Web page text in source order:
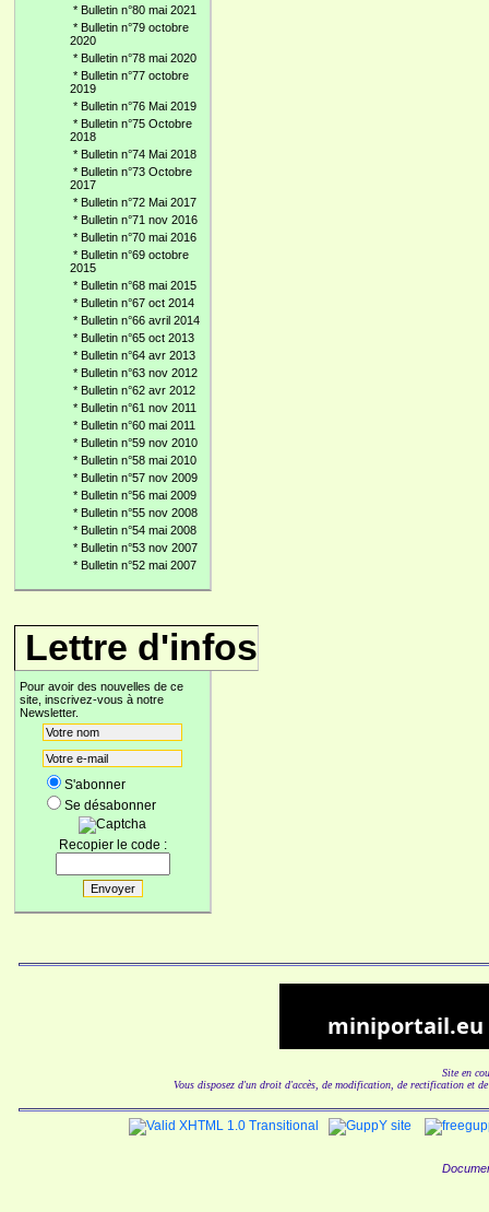
* Bulletin n°80 mai 2021
* Bulletin n°79 octobre
2020
* Bulletin n°78 mai 2020
* Bulletin n°77 octobre
2019
* Bulletin n°76 Mai 2019
* Bulletin n°75 Octobre
2018
* Bulletin n°74 Mai 2018
* Bulletin n°73 Octobre
2017
* Bulletin n°72 Mai 2017
* Bulletin n°71 nov 2016
* Bulletin n°70 mai 2016
* Bulletin n°69 octobre
2015
* Bulletin n°68 mai 2015
* Bulletin n°67 oct 2014
* Bulletin n°66 avril 2014
* Bulletin n°65 oct 2013
* Bulletin n°64 avr 2013
* Bulletin n°63 nov 2012
* Bulletin n°62 avr 2012
* Bulletin n°61 nov 2011
* Bulletin n°60 mai 2011
* Bulletin n°59 nov 2010
* Bulletin n°58 mai 2010
* Bulletin n°57 nov 2009
* Bulletin n°56 mai 2009
* Bulletin n°55 nov 2008
* Bulletin n°54 mai 2008
* Bulletin n°53 nov 2007
* Bulletin n°52 mai 2007
Lettre d'infos
Pour avoir des nouvelles de ce
site, inscrivez-vous à notre
Newsletter.
S'abonner
Se désabonner
Recopier le code :
Site en
Vous disposez d'un droit d'accès, de modification, de rectification et